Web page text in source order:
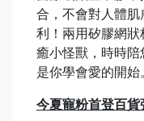
合，不會對人體
利！兩用矽膠網
癒小怪獸，時時
是你學會愛的開始
今夏寵粉首登百貨